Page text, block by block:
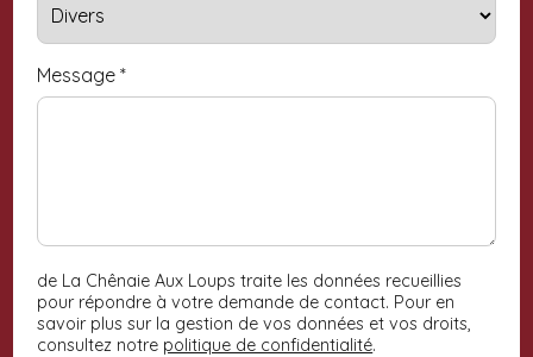
Message*
de La Chênaie Aux Loups traite les données recueillies
pour répondre à votre demande de contact. Pour en
savoir plus sur la gestion de vos données et vos droits,
consultez notre politique de confidentialité.